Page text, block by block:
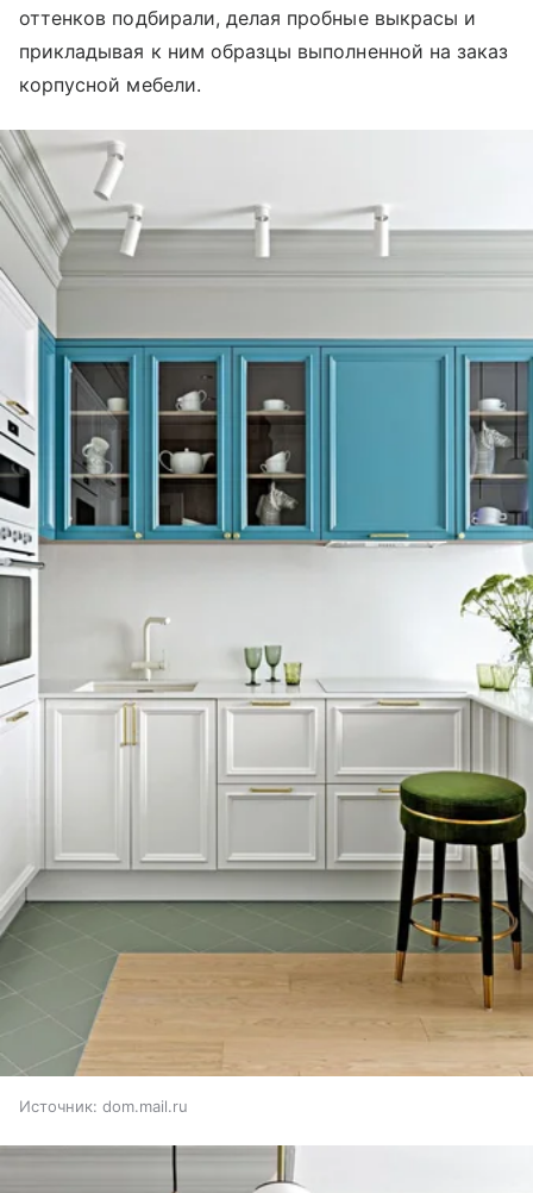
оттенков подбирали, делая пробные выкрасы и
прикладывая к ним образцы выполненной на заказ
корпусной мебели.
Источник: dom.mail.ru